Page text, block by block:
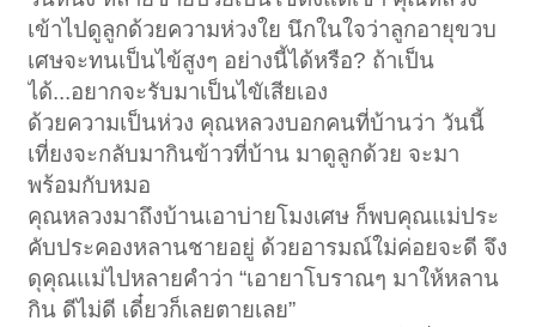
เข้าไปดูลูกด้วยความห่วงใย นึกในใจว่าลูกอายุขวบ
เศษจะทนเป็นไข้สูงๆ อย่างนี้ได้หรือ? ถ้าเป็น
ได้...อยากจะรับมาเป็นไขัเสียเอง
ด้วยความเป็นห่วง คุณหลวงบอกคนที่บ้านว่า วันนี้
เที่ยงจะกลับมากินข้าวที่บ้าน มาดูลูกด้วย จะมา
พร้อมกับหมอ
คุณหลวงมาถึงบ้านเอาบ่ายโมงเศษ ก็พบคุณแม่ประ
คับประคองหลานชายอยู่ ด้วยอารมณ์ใม่ค่อยจะดี จึง
ดุคุณแม่ไปหลายคำว่า “เอายาโบราณๆ มาให้หลาน
กิน ดีไม่ดี เดี๋ยวก็เลยตายเลย”